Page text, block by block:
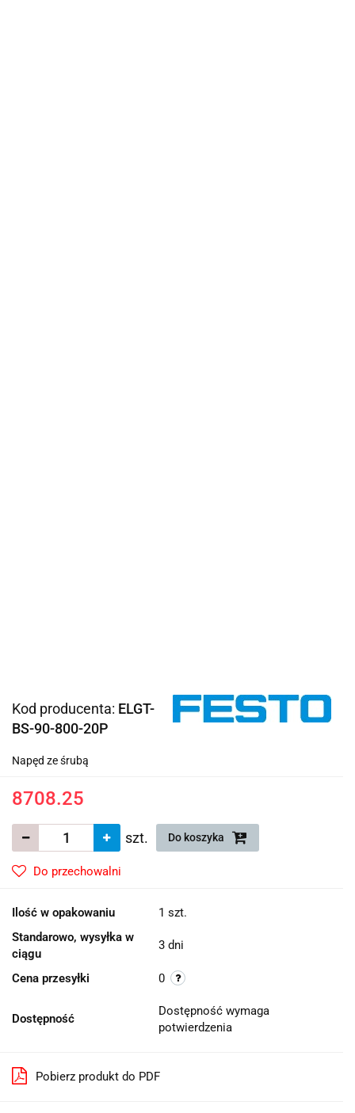
Kod producenta: ELGT-
BS-90-800-20P
Napęd ze śrubą
8708.25
szt. Do koszyka
Do przechowalni
Ilość w opakowaniu
1 szt.
Standarowo, wysyłka w
ciągu
3 dni
Cena przesyłki 0
Dostępność
Dostępność wymaga
potwierdzenia
Pobierz produkt do PDF